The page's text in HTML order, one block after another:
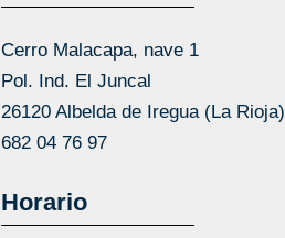
Cerro Malacapa, nave 1
Pol. Ind. El Juncal
26120 Albelda de Iregua (La Rioja)
682 04 76 97
Horario